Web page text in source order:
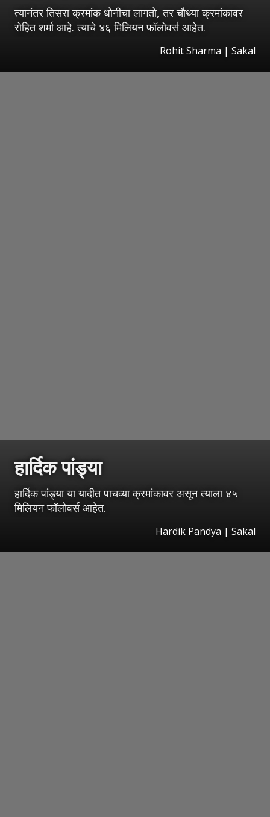
त्यानंतर तिसरा क्रमांक धोनीचा लागतो, तर चौथ्या क्रमांकावर
रोहित शर्मा आहे. त्याचे ४६ मिलियन फॉलोवर्स आहेत.
Rohit Sharma | Sakal
हार्दिक पांड्या
हार्दिक पांड्या या यादीत पाचव्या क्रमांकावर असून त्याला ४५
मिलियन फॉलोवर्स आहेत.
Hardik Pandya | Sakal